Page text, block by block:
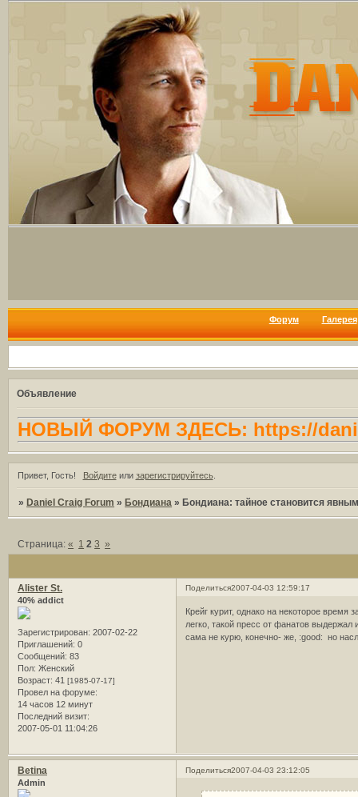
Форум Галерея
Объявление
НОВЫЙ ФОРУМ ЗДЕСЬ: https://
Привет, Гость! Войдитеили зарегистрируйтесь.
»Daniel Craig Forum »Бондиана »Бoндиaнa: тайное становится
Страница:« 1 2 3 »
Поделиться2007-04-03 12:59:17
Alister St.
40% addict
Зарегистрирован: 2007-02-22
Приглашений: 0
Сообщений: 83
Пол: Женский
Возраст: 41 [1985-07-17]
Провел на форуме:
14 часов 12 минут
Последний визит:
2007-05-01 11:04:26
Крейг курит, однако на некоторое
легко, такой пресс от фанатов выдержал
сама не курю, конечно- же, :good: но
Поделиться2007-04-03 23:12:05
Betina
Admin